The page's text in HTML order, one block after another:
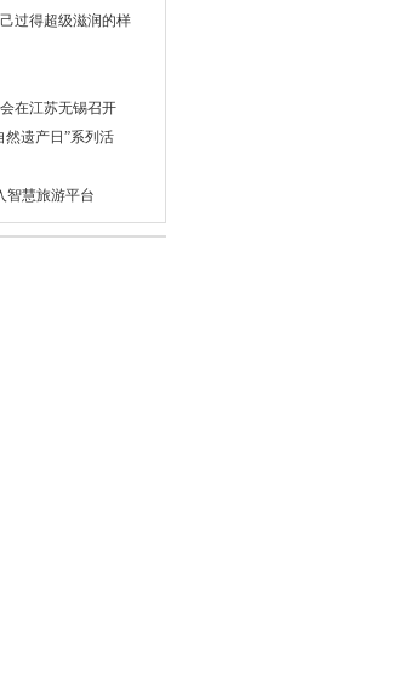
过得超级滋润的样
在江苏无锡召开
然遗产日”系列活
智慧旅游平台
“色彩”